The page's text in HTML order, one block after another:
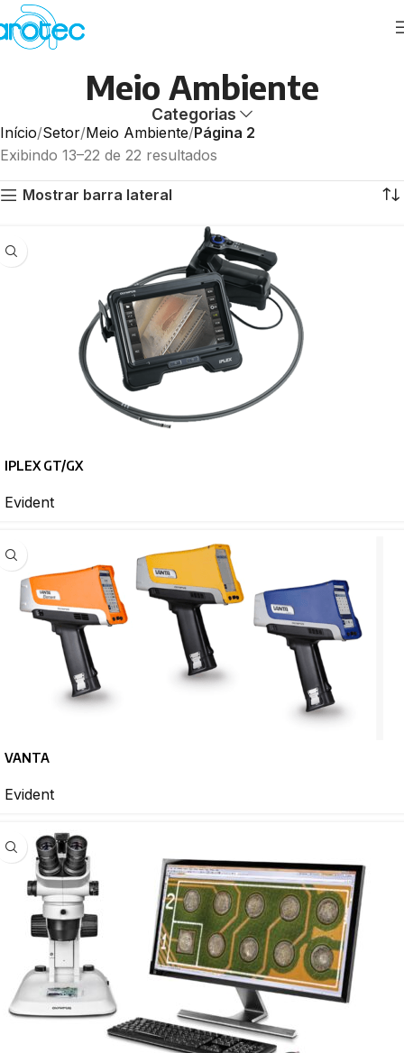
Meio Ambiente
Categorias
Início Setor Meio Ambiente Página 2
Exibindo 13–22 de 22 resultados
Mostrar barra lateral
IPLEX GT/GX
Evident
VANTA
Evident